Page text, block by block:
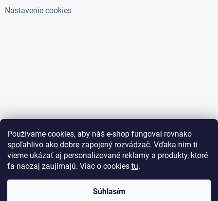
Používame cookies, aby náš e-shop fungoval rovnako
spoľahlivo ako dobre zapojený rozvádzač. Vďaka nim ti
vieme ukázať aj personalizované reklamy a produkty, ktoré
ťa naozaj zaujímajú. Viac o cookies tu.
Súhlasím
Nastavenie cookies
Copyright 2026ElektroAntoš. Všetky práva vyhradené.
Upraviť nastavenie cookies